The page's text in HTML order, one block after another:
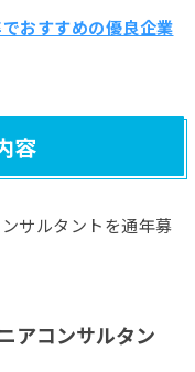
おすすめの優良企業
容
サルタントを通年募
アコンサルタン